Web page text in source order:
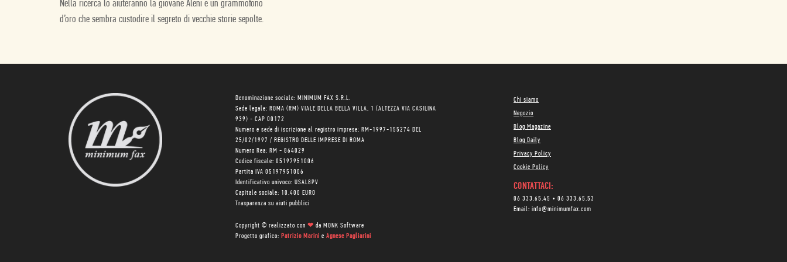
Nella ricerca lo aiuteranno la giovane Aleni e un grammofono
d’oro che sembra custodire il segreto di vecchie storie sepolte.
Denominazione sociale: MINIMUM FAX S.R.L.
Sede legale: ROMA (RM) VIALE DELLA BELLA VILLA, 1 (ALTEZZA VIA CASILINA
939) - CAP 00172
Numero e sede di iscrizione al registro imprese: RM-1997-155274 DEL
25/02/1997 / REGISTRO DELLE IMPRESE DI ROMA
Numero Rea: RM - 864029
Codice fiscale: 05197951006
Partita IVA 05197951006
Identificativo univoco: USAL8PV
Capitale sociale: 10.400 EURO
Trasparenza su aiuti pubblici
Copyright © realizzato con ❤ da MONK Software
Progetto grafico: Patrizio Marini e Agnese Pagliarini
Chi siamo
Negozio
Blog Magazine
Blog Daily
Privacy Policy
Cookie Policy
CONTATTACI:
06 333.65.45 • 06 333.65.53
Email: info@minimumfax.com